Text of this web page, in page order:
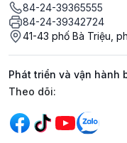
84-24-39365555
84-24-39342724
41-43 phố Bà Triệu,
Phát triển và vận hành
Mạng xã hội
Theo dõi: